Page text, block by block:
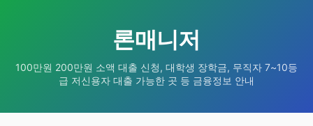
론매니저
100만원 200만원 소액 대출 신청, 대학생 장학금, 무직자 7~10등
급 저신용자 대출 가능한 곳 등 금융정보 안내